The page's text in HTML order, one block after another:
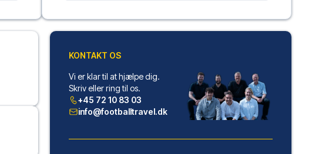
KONTAKT OS
Vi er klar til at hjælpe dig.
Skriv eller ring til os.
+45 72 10 83 03
info@footballtravel.dk